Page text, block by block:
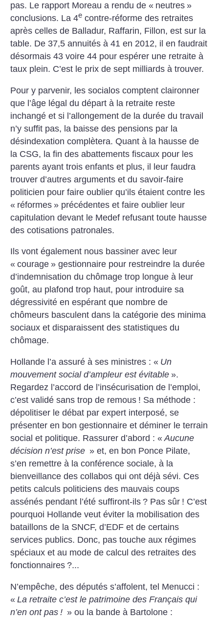
pas. Le rapport Moreau a rendu de « neutres »
conclusions. La 4e contre-réforme des retraites
après celles de Balladur, Raffarin, Fillon, est sur la
table. De 37,5 annuités à 41 en 2012, il en faudrait
désormais 43 voire 44 pour espérer une retraite à
taux plein. C’est le prix de sept milliards à trouver.
Pour y parvenir, les socialos comptent claironner
que l’âge légal du départ à la retraite reste
inchangé et si l’allongement de la durée du travail
n’y suffit pas, la baisse des pensions par la
désindexation complètera. Quant à la hausse de
la CSG, la fin des abattements fiscaux pour les
parents ayant trois enfants et plus, il leur faudra
trouver d’autres arguments et du savoir-faire
politicien pour faire oublier qu’ils étaient contre les
« réformes » précédentes et faire oublier leur
capitulation devant le Medef refusant toute hausse
des cotisations patronales.
Ils vont également nous bassiner avec leur
« courage » gestionnaire pour restreindre la durée
d’indemnisation du chômage trop longue à leur
goût, au plafond trop haut, pour introduire sa
dégressivité en espérant que nombre de
chômeurs basculent dans la catégorie des minima
sociaux et disparaissent des statistiques du
chômage.
Hollande l’a assuré à ses ministres : « Un
mouvement social d’ampleur est évitable ».
Regardez l’accord de l’insécurisation de l’emploi,
c’est validé sans trop de remous ! Sa méthode :
dépolitiser le débat par expert interposé, se
présenter en bon gestionnaire et déminer le terrain
social et politique. Rassurer d’abord : « Aucune
décision n’est prise » et, en bon Ponce Pilate,
s’en remettre à la conférence sociale, à la
bienveillance des collabos qui ont déjà sévi. Ces
petits calculs politiciens des mauvais coups
assénés pendant l’été suffiront-ils ? Pas sûr ! C’est
pourquoi Hollande veut éviter la mobilisation des
bataillons de la SNCF, d’EDF et de certains
services publics. Donc, pas touche aux régimes
spéciaux et au mode de calcul des retraites des
fonctionnaires ?...
N’empêche, des députés s’affolent, tel Menucci :
« La retraite c’est le patrimoine des Français qui
n’en ont pas ! » ou la bande à Bartolone :